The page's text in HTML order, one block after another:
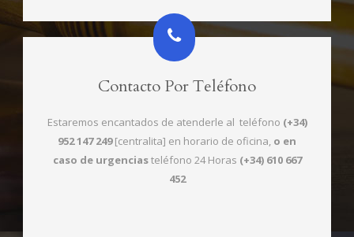
Contacto Por Teléfono
Estaremos encantados de atenderle al teléfono (+34)
952 147 249[centralita] en horario de oficina, o en
caso de urgenciasteléfono 24 Horas (+34) 610 667
452